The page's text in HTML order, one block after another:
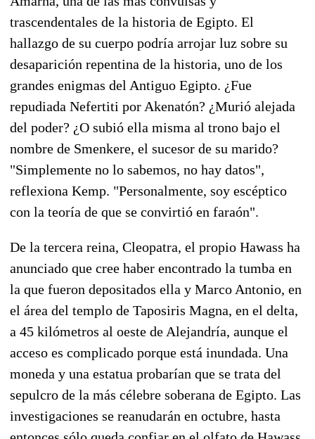
trascendentales de la historia de Egipto. El
hallazgo de su cuerpo podría arrojar luz sobre su
desaparición repentina de la historia, uno de los
grandes enigmas del Antiguo Egipto. ¿Fue
repudiada Nefertiti por Akenatón? ¿Murió alejada
del poder? ¿O subió ella misma al trono bajo el
nombre de Smenkere, el sucesor de su marido?
"Simplemente no lo sabemos, no hay datos",
reflexiona Kemp. "Personalmente, soy escéptico
con la teoría de que se convirtió en faraón".
De la tercera reina, Cleopatra, el propio Hawass ha
anunciado que cree haber encontrado la tumba en
la que fueron depositados ella y Marco Antonio, en
el área del templo de Taposiris Magna, en el delta,
a 45 kilómetros al oeste de Alejandría, aunque el
acceso es complicado porque está inundada. Una
moneda y una estatua probarían que se trata del
sepulcro de la más célebre soberana de Egipto. Las
investigaciones se reanudarán en octubre, hasta